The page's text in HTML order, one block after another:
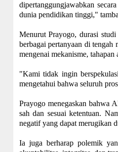
dipertanggungjawabkan
dunia pendidikan tinggi,"
Menurut Prayogo, durasi
berbagai pertanyaan di tengah
mengenai mekanisme,
"Kami tidak ingin
mengetahui bahwa seluruh
Prayogo menegaskan bahwa
sah dan sesuai ketentuan.
negatif yang dapat merugikan
Ia juga berharap polemik